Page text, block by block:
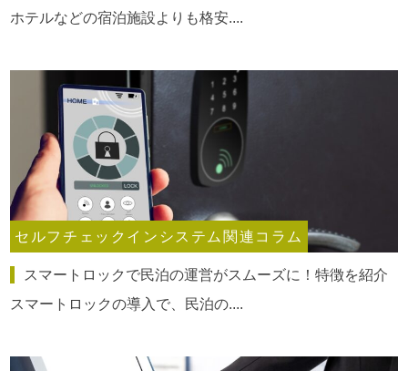
ホテルなどの宿泊施設よりも格安....
セルフチェックインシステム関連コラム
スマートロックで民泊の運営がスムーズに！特徴を紹介
スマートロックの導入で、民泊の....